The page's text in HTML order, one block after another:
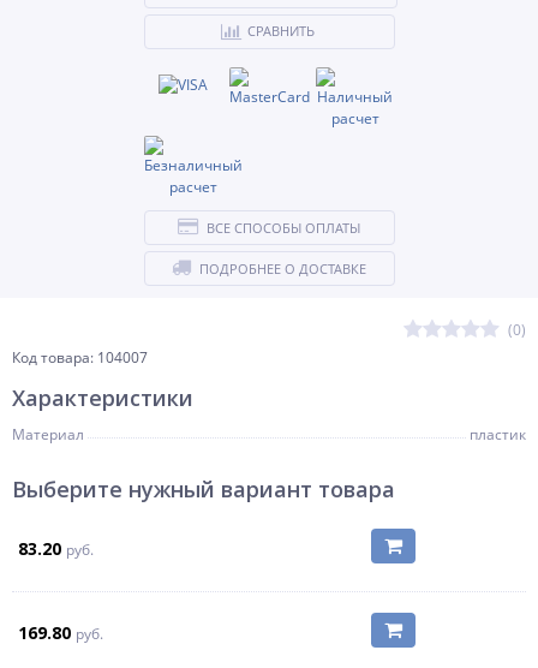
(0)
Код товара: 104007
СРАВНИТЬ
ВСЕ СПОСОБЫ ОПЛАТЫ
ПОДРОБНЕЕ О ДОСТАВКЕ
Характеристики
Материал пластик
Выберите нужный вариант товара
83.20 руб.
169.80 руб.